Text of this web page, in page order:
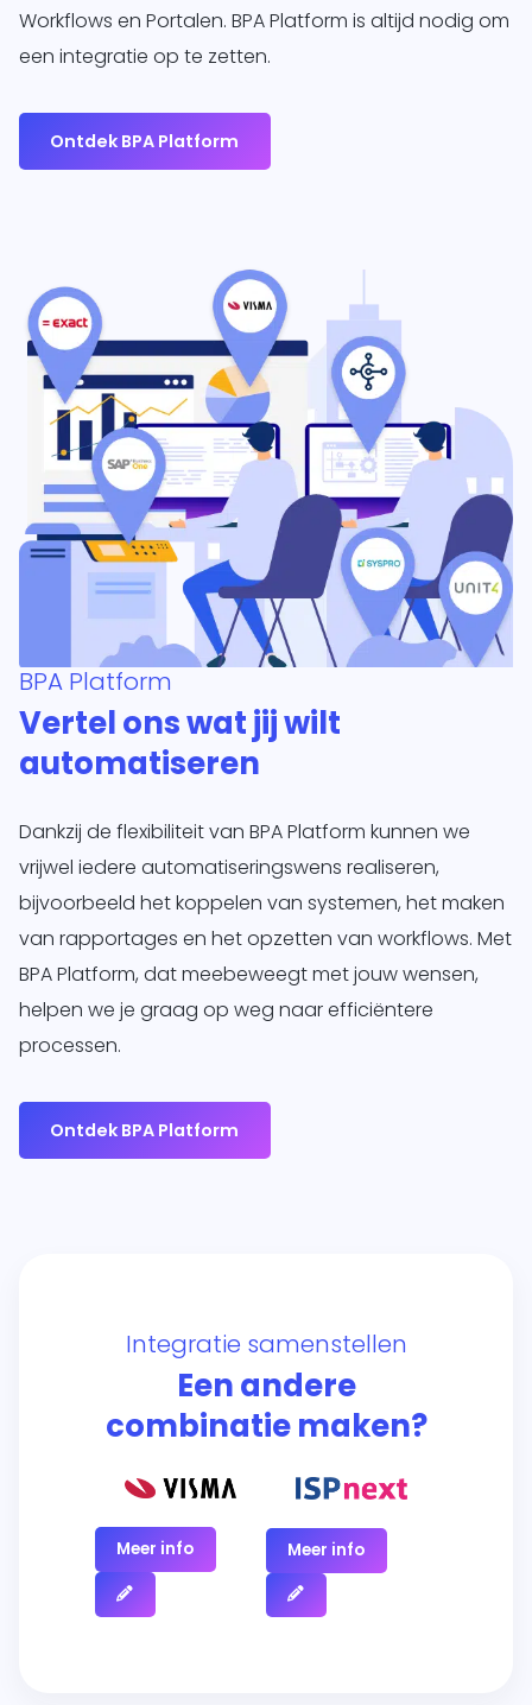
Workflows en Portalen. BPA Platform is altijd nodig om
een integratie op te zetten.
Ontdek BPA Platform
BPA Platform
Vertel ons wat jij wilt
automatiseren
Dankzij de flexibiliteit van BPA Platform kunnen we
vrijwel iedere automatiseringswens realiseren,
bijvoorbeeld het koppelen van systemen, het maken
van rapportages en het opzetten van workflows. Met
BPA Platform, dat meebeweegt met jouw wensen,
helpen we je graag op weg naar efficiëntere
processen.
Ontdek BPA Platform
Integratie samenstellen
Een andere
combinatie maken?
Meer info Meer info